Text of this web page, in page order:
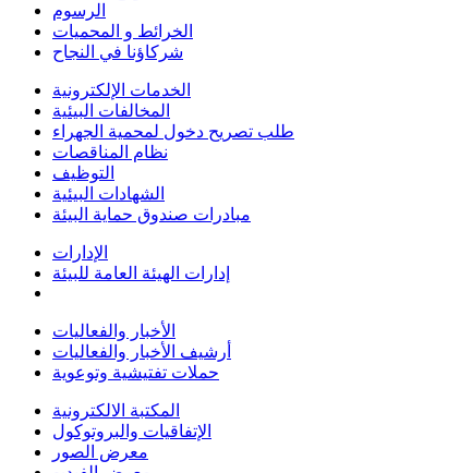
الرسوم
الخرائط و المحميات
شركاؤنا في النجاح
الخدمات الإلكترونية
المخالفات البيئية
طلب تصريح دخول لمحمية الجهراء
نظام المناقصات
التوظيف
الشهادات البيئية
مبادرات صندوق حماية البيئة
الإدارات
إدارات الهيئة العامة للبيئة
الأخبار والفعاليات
أرشيف الأخبار والفعاليات
حملات تفتيشية وتوعوية
المكتبة الالكترونية
الإتفاقيات والبروتوكول
معرض الصور